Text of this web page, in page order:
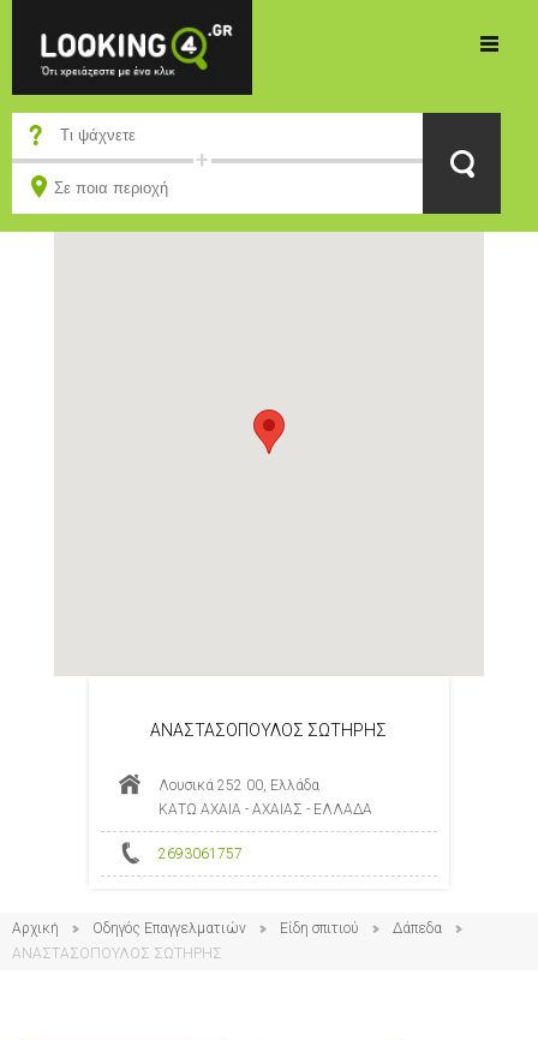
ΑΝΑΣΤΑΣΟΠΟΥΛΟΣ ΣΩΤΗΡΗΣ
Λουσικά 252 00, Ελλάδα
ΚΑΤΩ ΑΧΑΙΑ - ΑΧΑΙΑΣ - ΕΛΛΑΔΑ
2693061757
Αρχική Οδηγός Επαγγελματιών Είδη σπιτιού
Δάπεδα
ΑΝΑΣΤΑΣΟΠΟΥΛΟΣ ΣΩΤΗΡΗΣ